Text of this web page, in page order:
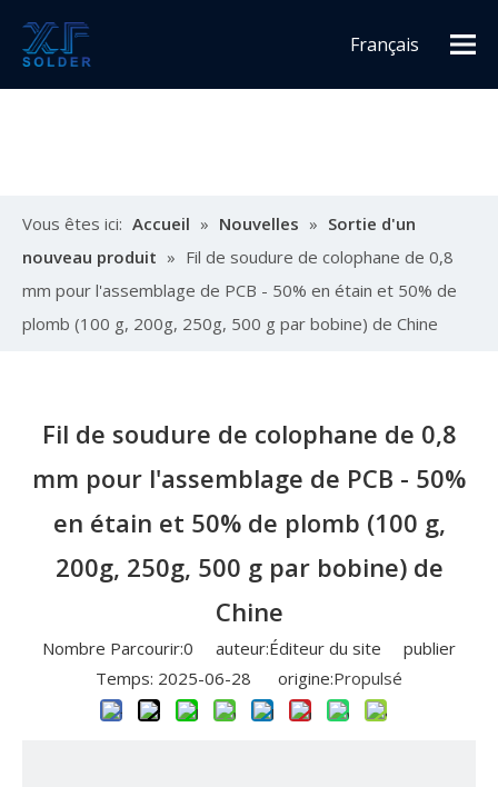
Français
Vous êtes ici: Accueil » Nouvelles » Sortie d'un
nouveau produit » Fil de soudure de colophane de 0,8
mm pour l'assemblage de PCB - 50% en étain et 50% de
plomb (100 g, 200g, 250g, 500 g par bobine) de Chine
Fil de soudure de colophane de 0,8
mm pour l'assemblage de PCB - 50%
en étain et 50% de plomb (100 g,
200g, 250g, 500 g par bobine) de
Chine
Nombre Parcourir:0 auteur:Éditeur du site publier
Temps: 2025-06-28 origine:Propulsé